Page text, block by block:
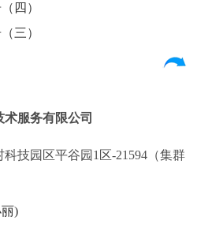
四）
三）
服务有限公司
技园区平谷园1区-21594（集群
)